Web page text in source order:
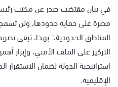
في بيان مقتضب صدر عن مكتب رئيس
مصرة على حماية حدودها، ولن
المناطق الحدودية،" بهذا، تبقى
التركيز على الملف الأمني، وإبراز
استراتيجية الدولة لضمان الاستقرار
الإقليمية.